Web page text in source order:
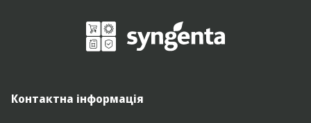
Контактна інформація